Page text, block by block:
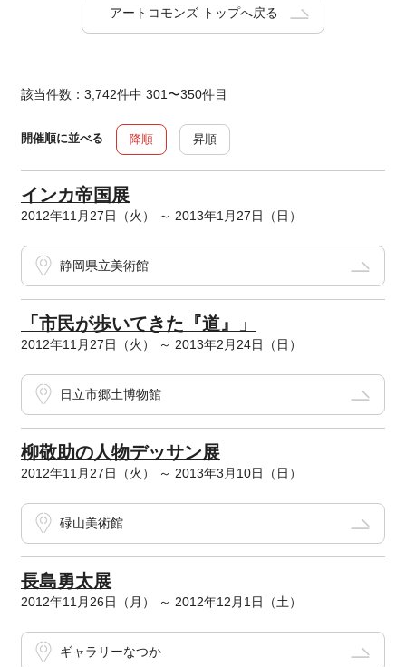
アートコモンズ トップへ戻る
該当件数：3,742件中 301〜350件目
開催順に並べる 降順 昇順
インカ帝国展
2012年11月27日（火） ～ 2013年1月27日（日）
静岡県立美術館
「市民が歩いてきた『道』」
2012年11月27日（火） ～ 2013年2月24日（日）
日立市郷土博物館
柳敬助の人物デッサン展
2012年11月27日（火） ～ 2013年3月10日（日）
碌山美術館
長島勇太展
2012年11月26日（月） ～ 2012年12月1日（土）
ギャラリーなつか